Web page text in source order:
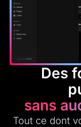
Des
sans
Tout ce dont